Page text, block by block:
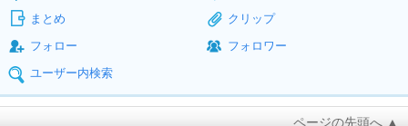
まとめ
クリップ
フォロー
フォロワー
ユーザー内検索
ページの先頭へ ▲